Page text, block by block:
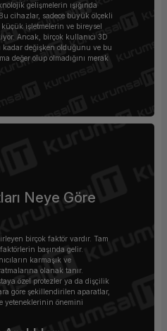
gelişmelerin ışığında
cihazlar, sadece büyük ölçekli
işletmelerin ve bireysel
Ancak, birçok kullanıcı 3D
kadar değişken olduğunu ve bu
değer olup olmadığını merak
Neye Göre
birçok faktör vardır. Tam
başında gelir.
karmaşık ve
olanak tanır.
özel protezler ya da dişçilik
göre şekillendirilen aparatlar,
yeteneklerinin önemini